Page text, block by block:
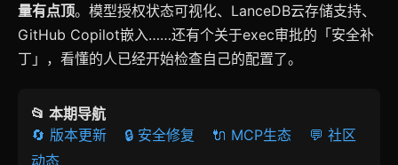
量有点顶。模型授权状态可视化、LanceDB云存储支持、
GitHub Copilot嵌入……还有个关于exec审批的「安全补
丁」，看懂的人已经开始检查自己的配置了。
📂 本期导航
🔄 版本更新
🔒 安全修复 🔌 MCP生态
💬 社区
动态